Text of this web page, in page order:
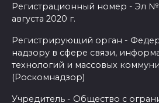
Регистрационный номер - Эл
августа 2020 г.
Регистрирующий орган -
надзору в сфере связи,
технологий и массовых
(Роскомнадзор)
Учредитель - Общество с